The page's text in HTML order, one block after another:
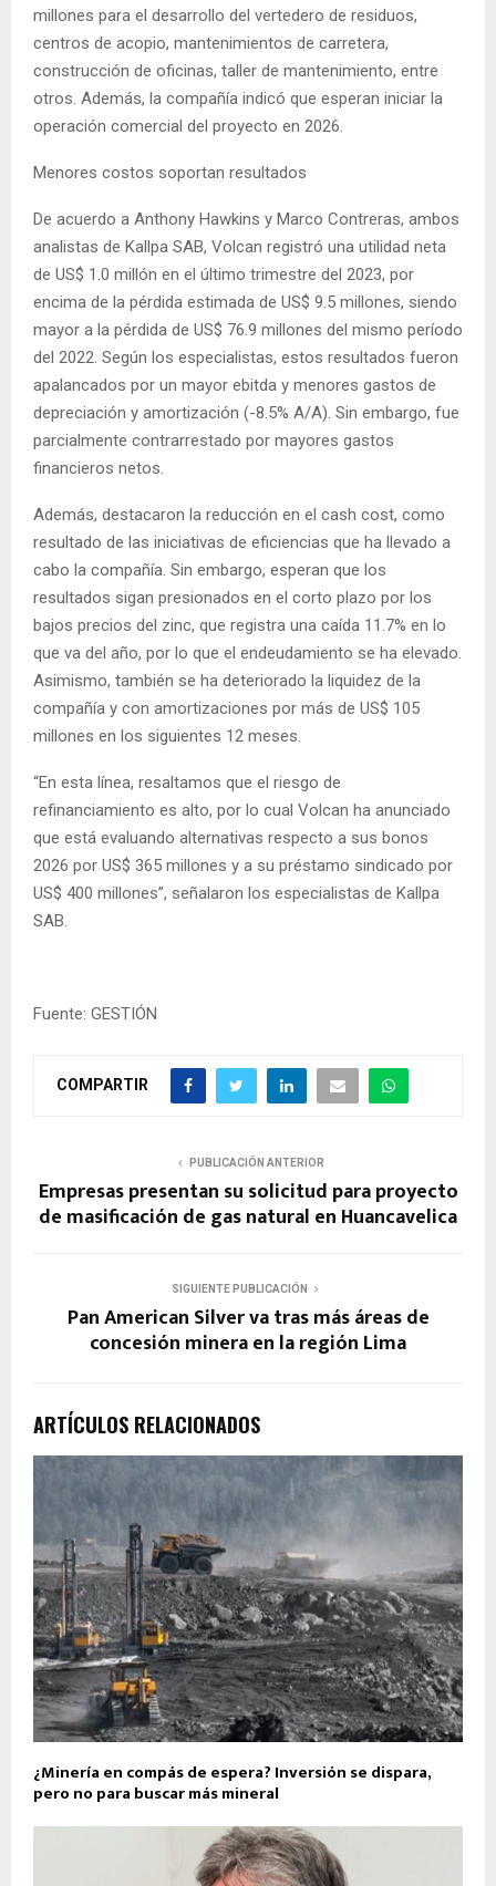
millones para el desarrollo del vertedero de residuos,
centros de acopio, mantenimientos de carretera,
construcción de oficinas, taller de mantenimiento, entre
otros. Además, la compañía indicó que esperan iniciar la
operación comercial del proyecto en 2026.
Menores costos soportan resultados
De acuerdo a Anthony Hawkins y Marco Contreras, ambos
analistas de Kallpa SAB, Volcan registró una utilidad neta
de US$ 1.0 millón en el último trimestre del 2023, por
encima de la pérdida estimada de US$ 9.5 millones, siendo
mayor a la pérdida de US$ 76.9 millones del mismo período
del 2022. Según los especialistas, estos resultados fueron
apalancados por un mayor ebitda y menores gastos de
depreciación y amortización (-8.5% A/A). Sin embargo, fue
parcialmente contrarrestado por mayores gastos
financieros netos.
Además, destacaron la reducción en el cash cost, como
resultado de las iniciativas de eficiencias que ha llevado a
cabo la compañía. Sin embargo, esperan que los
resultados sigan presionados en el corto plazo por los
bajos precios del zinc, que registra una caída 11.7% en lo
que va del año, por lo que el endeudamiento se ha elevado.
Asimismo, también se ha deteriorado la liquidez de la
compañía y con amortizaciones por más de US$ 105
millones en los siguientes 12 meses.
“En esta línea, resaltamos que el riesgo de
refinanciamiento es alto, por lo cual Volcan ha anunciado
que está evaluando alternativas respecto a sus bonos
2026 por US$ 365 millones y a su préstamo sindicado por
US$ 400 millones”, señalaron los especialistas de Kallpa
SAB.
Fuente: GESTIÓN
COMPARTIR
PUBLICACIÓN ANTERIOR
Empresas presentan su solicitud para proyecto
de masificación de gas natural en Huancavelica
SIGUIENTE PUBLICACIÓN
Pan American Silver va tras más áreas de
concesión minera en la región Lima
ARTÍCULOS RELACIONADOS
¿Minería en compás de espera? Inversión se dispara,
pero no para buscar más mineral